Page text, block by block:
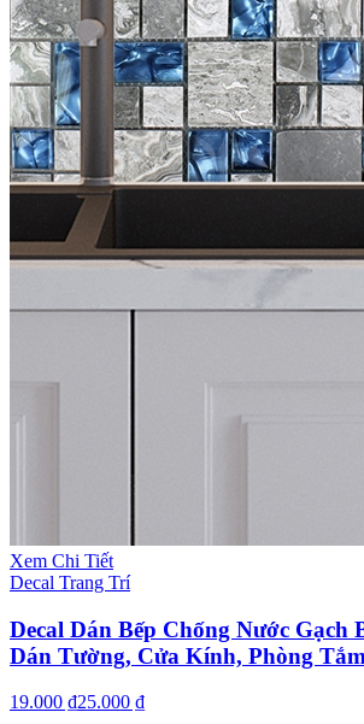
Xem Chi Tiết
Decal Trang Trí
Decal Dán Bếp Chống Nước Gạch
Dán Tường, Cửa Kính, Phòng Tắm
19.000 ₫25.000 ₫